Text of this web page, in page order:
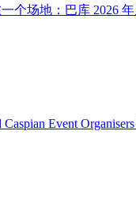
个场地：巴库 2026
Caspian Event